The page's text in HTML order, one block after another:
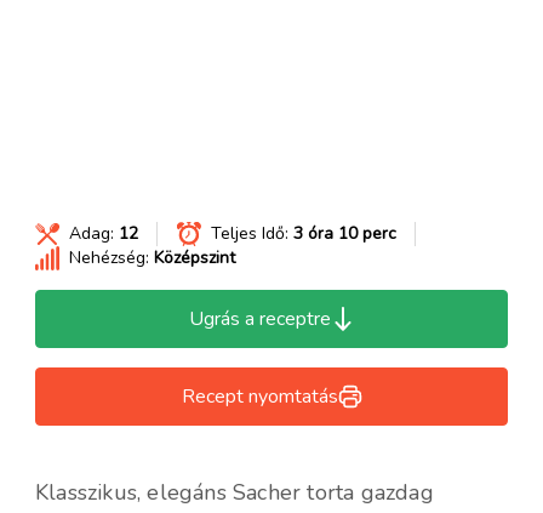
Adag: 12 Teljes Idő: 3 óra 10 perc
Nehézség: Középszint
Ugrás a receptre
Recept nyomtatás
Klasszikus, elegáns Sacher torta gazdag